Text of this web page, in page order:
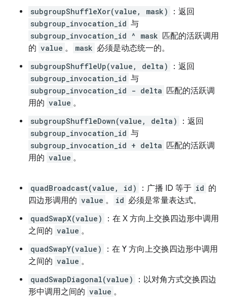
subgroupShuffleXor(value, mask) ：返回
subgroup_invocation_id 与
subgroup_invocation_id ^ mask 匹配的活跃调用
的 value 。 mask 必须是动态统一的。
subgroupShuffleUp(value, delta) ：返回
subgroup_invocation_id 与
subgroup_invocation_id - delta 匹配的活跃调
用的 value 。
subgroupShuffleDown(value, delta) ：返回
subgroup_invocation_id 与
subgroup_invocation_id + delta 匹配的活跃调
用的 value 。
quadBroadcast(value, id) ：广播 ID 等于 id 的
四边形调用的 value 。 id 必须是常量表达式。
quadSwapX(value)
：在 X 方向上交换四边形中调用
之间的 value 。
quadSwapY(value)
：在 Y 方向上交换四边形中调用
之间的 value 。
quadSwapDiagonal(value)
：以对角方式交换四边
形中调用之间的 value 。